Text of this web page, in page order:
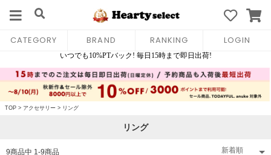
CATEGORY BRAND RANKING LOGIN
TOP > アクセサリー > リング
リング
9商品中 1-9商品